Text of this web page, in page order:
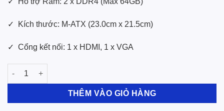
✓ Kích thước: M-ATX (23.0cm x 21.5cm)
✓ Cổng kết nối: 1 x HDMI, 1 x VGA
Mainboard Gigabyte H610M H V2 DDR4 số lượng
THÊM VÀO GIỎ HÀNG